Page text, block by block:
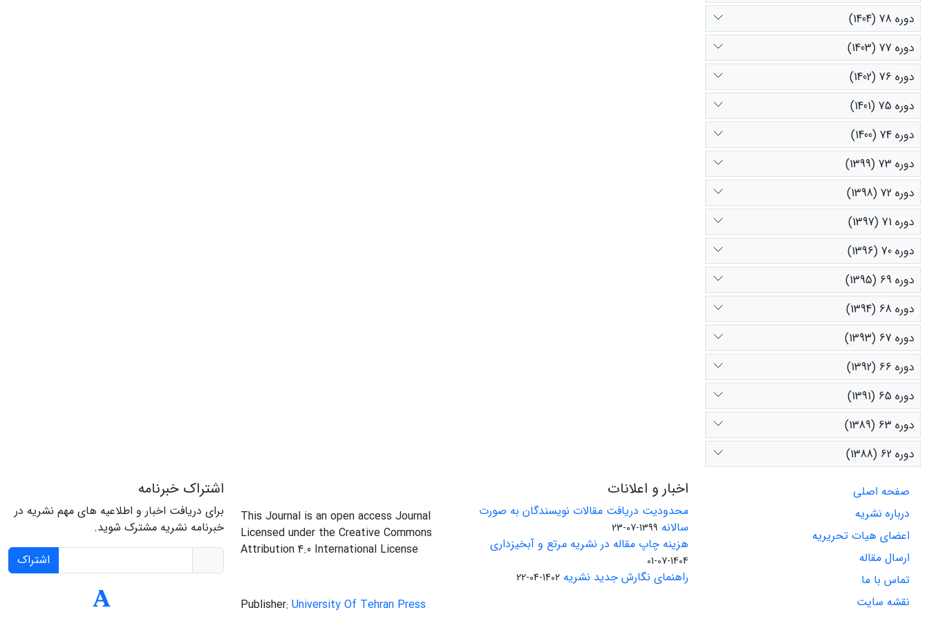
دوره 78 (1404)
دوره 77 (1403)
دوره 76 (1402)
دوره 75 (1401)
دوره 74 (1400)
دوره 73 (1399)
دوره 72 (1398)
دوره 71 (1397)
دوره 70 (1396)
دوره 69 (1395)
دوره 68 (1394)
دوره 67 (1393)
دوره 66 (1392)
دوره 65 (1391)
دوره 63 (1389)
دوره 62 (1388)
صفحه اصلی
درباره نشریه
اعضای هیات تحریریه
ارسال مقاله
تماس با ما
نقشه سایت
اخبار و اعلانات
محدودیت دریافت مقالات نویسندگان به صورت
سالانه 1399-07-23
هزینه چاپ مقاله در نشریه مرتع و آبخیزداری
1404-07-01
راهنمای نگارش جدید نشریه 1402-04-22
This Journal is an open access Journal
Licensed under the Creative Commons
Attribution 4.0 International License
Publisher: University Of Tehran Press
اشتراک خبرنامه
برای دریافت اخبار و اطلاعیه های مهم نشریه در
خبرنامه نشریه مشترک شوید.
اشتراک